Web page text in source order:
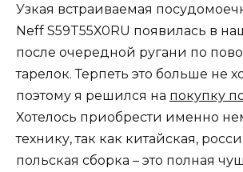
Узкая встраиваемая
Neff S59T55X0RU появилась в
после очередной ругани по
тарелок. Терпеть это больше не
поэтому я решился на покупку
Хотелось приобрести именно
технику, так как китайская,
польская сборка – это полная